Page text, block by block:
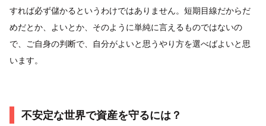
すれば必ず儲かるというわけではありません。短期目線だからだ
めだとか、よいとか、そのように単純に言えるものではないの
で、ご自身の判断で、自分がよいと思うやり方を選べばよいと思
います。
不安定な世界で資産を守るには？